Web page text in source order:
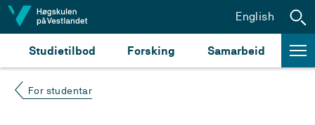
Hopp til innhald
Studietilbod Forsking Samarbeid
English
For studentar